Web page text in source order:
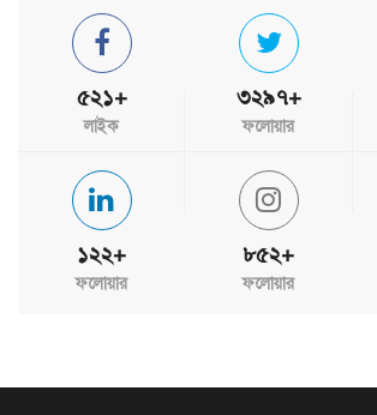
৫২১+
লাইক
৩২৯৭+
ফলোয়ার
১২২+
ফলোয়ার
৮৫২+
ফলোয়ার